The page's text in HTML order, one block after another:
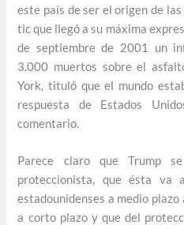
este país de ser el origen de
tic que llegó a su máxima
de septiembre de 2001 un
3.000 muertos sobre el
York, tituló que el mundo
respuesta de Estados
comentario.
Parece claro que Trump
proteccionista, que ésta va
estadounidenses a medio
a corto plazo y que del